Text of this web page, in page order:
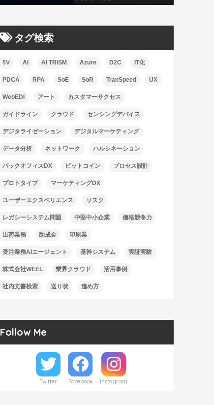
タグ検索
5V AI AI TRiSM Azure D2C IT化
PDCA RPA SoE SoR TranSpeed UX
WebEDI アート カスタマーサクセス
ガイドライン クラウド センシングデバイス
デジタライゼーション デジタルマーケティング
データ分析 ネットワーク ハルシネーション
バックオフィスDX ビットコイン プロセス設計
プロトタイプ マーケティングDX
ユーザーエクスペリエンス リスク
レガシーシステム問題 中堅中小企業 価格競争力
出荷業務 助成金 印刷業
受注業務AIエージェント 基幹システム 実証実験
株式会社WEEL 業界クラウド 活用事例
社内文書検索 送り状 進め方
Follow Me
Twitter Facebook Instagram